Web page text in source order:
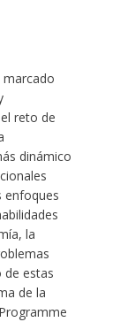
marcado
reto de
dinámico
enfoques
la
de estas
de la